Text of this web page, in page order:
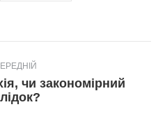
Попередній
пост:
чи закономірний